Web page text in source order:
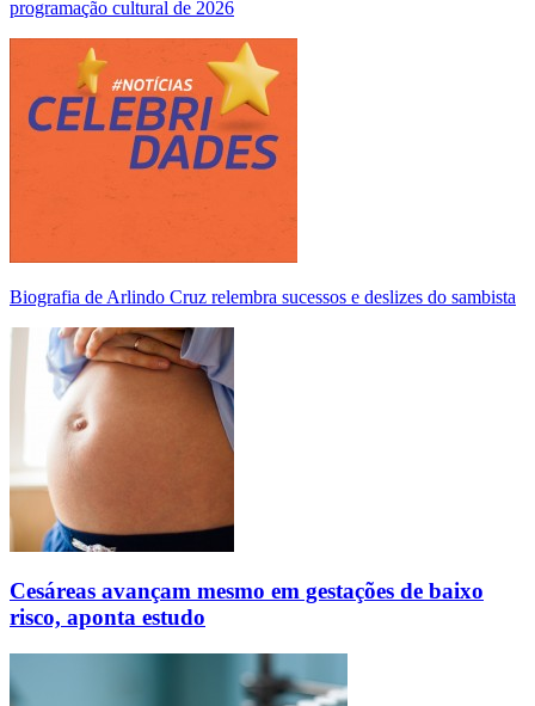
programação cultural de 2026
Biografia de Arlindo Cruz relembra sucessos e deslizes do sambista
Cesáreas avançam mesmo em gestações de baixo
risco, aponta estudo